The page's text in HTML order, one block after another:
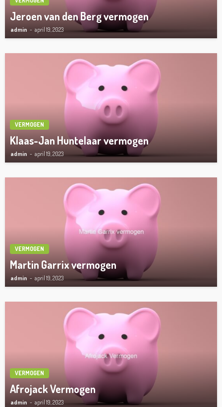
Jeroen van den Berg vermogen
admin april 19, 2023
VERMOGEN
Klaas-Jan Huntelaar vermogen
admin april 19, 2023
VERMOGEN
Martin Garrix vermogen
admin april 19, 2023
VERMOGEN
Afrojack Vermogen
admin april 19, 2023